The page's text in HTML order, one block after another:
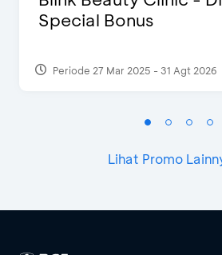
Special Bonus
Periode 27 Mar 2025 - 31 Agt 2026
Lihat Promo